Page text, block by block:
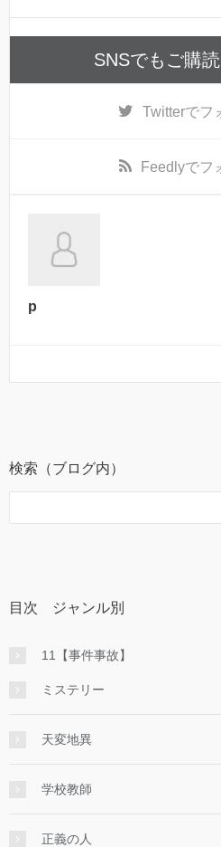
SNSでもご購読
Twitterでフ
Feedlyでフ
p
検索（ブログ内）
目次 ジャンル別
11【事件事故】
ミステリー
天変地異
学校教師
正義の人